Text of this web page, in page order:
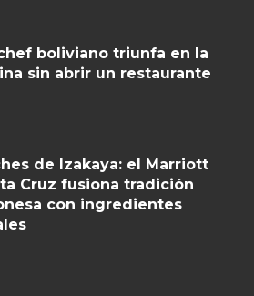
boliviano triunfa en la
sin abrir un restaurante
de Izakaya: el Marriott
Cruz fusiona tradición
con ingredientes